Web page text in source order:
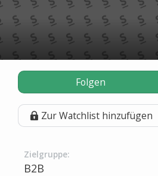
Folgen
Zur Watchlist hinzufügen
Zielgruppe:
B2B